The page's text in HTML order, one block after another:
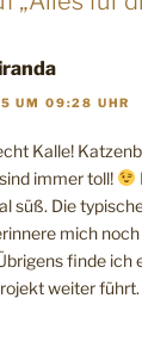
UM 09:28 UHR
Kalle!
immer toll!
süß. Die
mich noch
finde ich
weiter führt.